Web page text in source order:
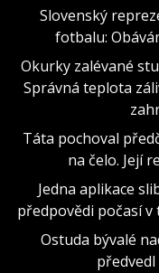
Slovenský
fotbalu:
Okurky zalévané
Správná teplota
Táta pochoval
na čelo. Její
Jedna aplikace
předpovědi počasí
Ostuda bývalé